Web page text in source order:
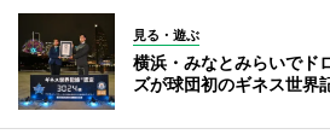
見る・遊ぶ
横浜・みなとみらいで
ズが球団初のギネス世界